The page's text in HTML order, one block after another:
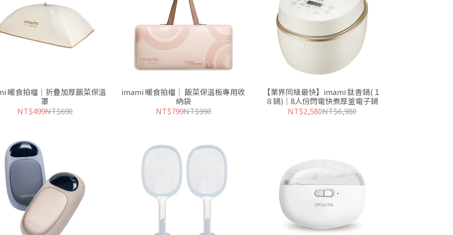
暖食拍檔｜折疊加厚飯菜保溫
罩
NT$499NT$690
imami 暖食拍檔｜ 飯菜保溫板專⽤收
納袋
NT$799NT$990
【業界同級最快】imami 鈦香鍋(１
８鍋)｜8人份閃電快煮厚釜電子鍋
NT$2,580NT$6,980